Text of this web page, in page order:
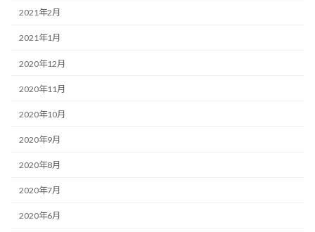
2021年2月
2021年1月
2020年12月
2020年11月
2020年10月
2020年9月
2020年8月
2020年7月
2020年6月